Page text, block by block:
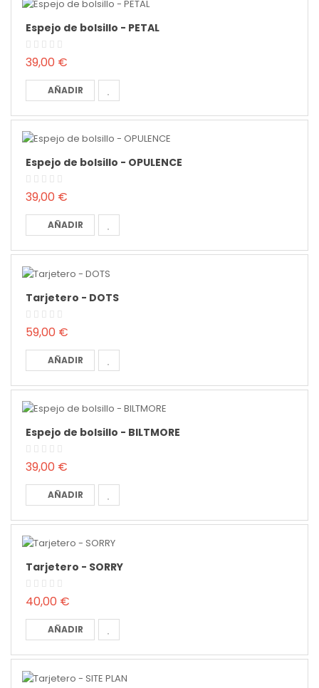
Espejo de bolsillo - PETAL
39,00 €
AÑADIR
Espejo de bolsillo - OPULENCE
39,00 €
AÑADIR
Tarjetero - DOTS
59,00 €
AÑADIR
Espejo de bolsillo - BILTMORE
39,00 €
AÑADIR
Tarjetero - SORRY
40,00 €
AÑADIR